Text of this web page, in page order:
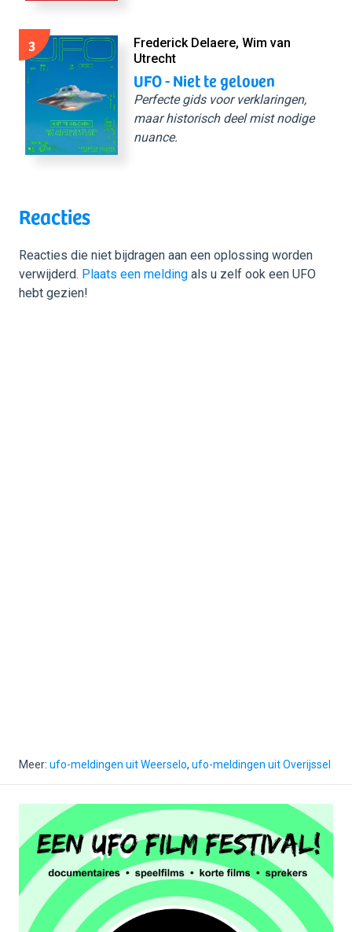
3
Frederick Delaere, Wim van
Utrecht
UFO - Niet te geloven
Perfecte gids voor verklaringen,
maar historisch deel mist nodige
nuance.
Reacties
Reacties die niet bijdragen aan een oplossing worden
verwijderd. Plaats een melding als u zelf ook een UFO
hebt gezien!
Meer: ufo-meldingen uit Weerselo, ufo-meldingen uit Overijssel